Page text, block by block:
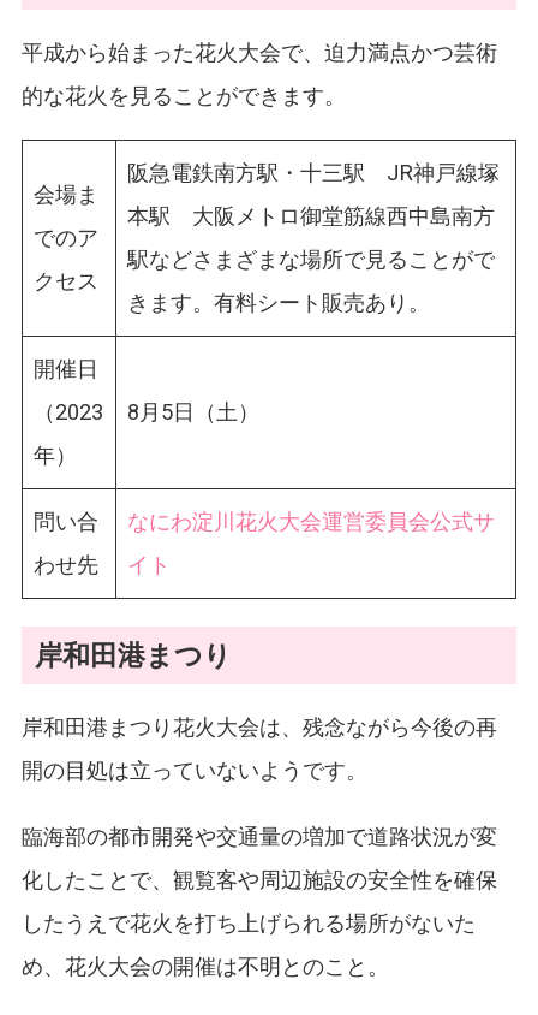
平成から始まった花火大会で、迫力満点かつ芸術
的な花火を見ることができます。
会場ま
でのア
クセス
阪急電鉄南方駅・十三駅 JR神戸線塚
本駅 大阪メトロ御堂筋線西中島南方
駅などさまざまな場所で見ることがで
きます。有料シート販売あり。
開催日
（2023
年）
8月5日（土）
問い合
わせ先
なにわ淀川花火大会運営委員会公式サ
イト
岸和田港まつり
岸和田港まつり花火大会は、残念ながら今後の再
開の目処は立っていないようです。
臨海部の都市開発や交通量の増加で道路状況が変
化したことで、観覧客や周辺施設の安全性を確保
したうえで花火を打ち上げられる場所がないた
め、花火大会の開催は不明とのこと。